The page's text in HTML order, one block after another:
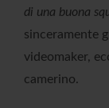
di una buona
sinceramente
videomaker,
camerino.